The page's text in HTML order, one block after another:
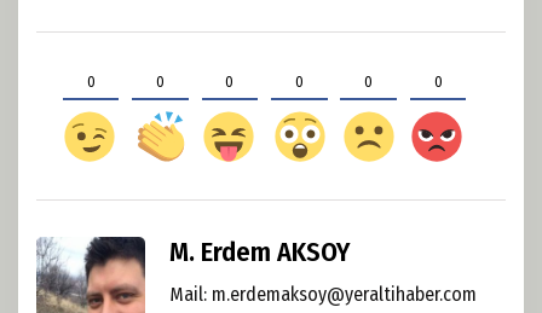
0 0 0 0 0 0
M. Erdem AKSOY
Mail: m.erdemaksoy@yeraltihaber.com